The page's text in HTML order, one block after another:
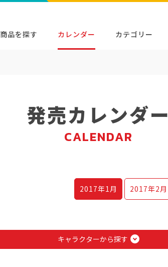
商品を探す カレンダー カテゴリー
発売カレンダー
CALENDAR
2017年1月 2017年2月
キャラクターから探す